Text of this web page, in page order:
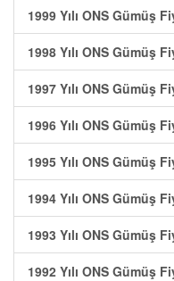
1999 Yılı ONS Gümüş
1998 Yılı ONS Gümüş
1997 Yılı ONS Gümüş
1996 Yılı ONS Gümüş
1995 Yılı ONS Gümüş
1994 Yılı ONS Gümüş
1993 Yılı ONS Gümüş
1992 Yılı ONS Gümüş